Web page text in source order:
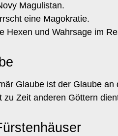
Magulistan.
eine Magokratie.
Hexen und Wahrsage im
Glaube ist der Glaube
zu Zeit anderen Göttern